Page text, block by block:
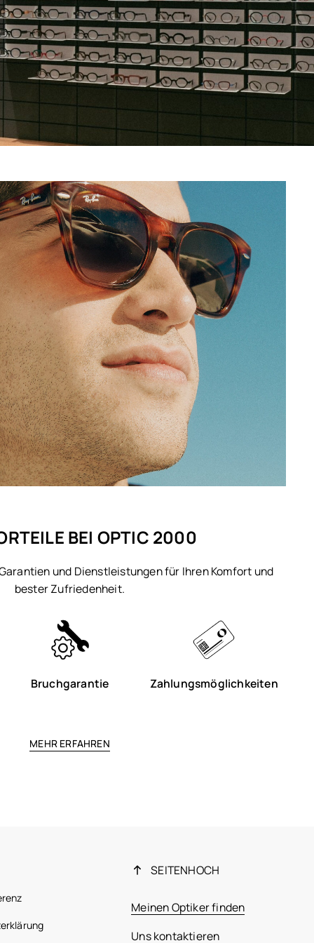
BEI OPTIC 2000
und Dienstleistungen für Ihren Komfort und
bester Zufriedenheit.
Bruchgarantie Zahlungsmöglichkeiten
MEHR ERFAHREN
SEITENHOCH
Meinen Optiker finden
Uns kontaktieren